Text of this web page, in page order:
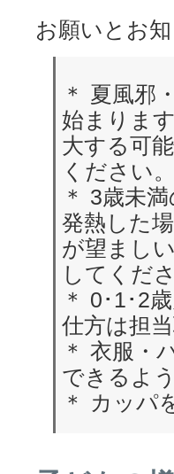
お願いとお
＊ 夏風邪
始まりま
大する可
ください。
＊ 3歳未
発熱した
が望まし
してくださ
＊ 0･1･2
仕方は担
＊ 衣服・
できるよ
＊ カッパ